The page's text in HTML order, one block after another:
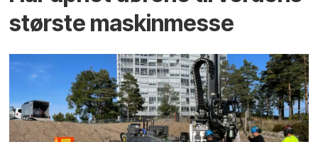
største maskinmesse